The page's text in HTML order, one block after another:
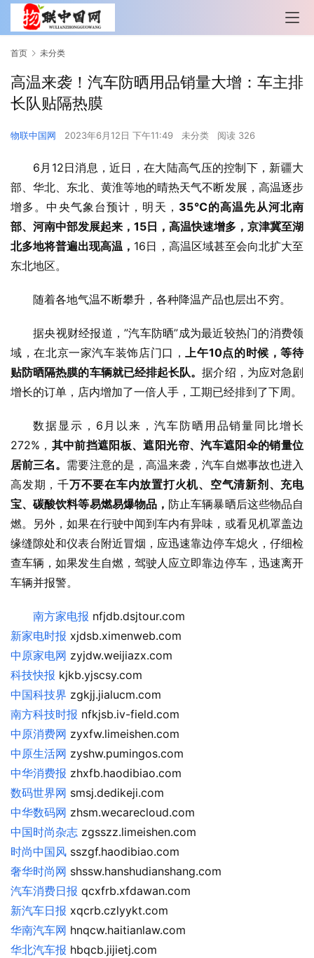
首页 未分类
高温来袭！汽车防晒用品销量大增：车主排
长队贴隔热膜
物联中国网 2023年6月12日 下午11:49 未分类 阅读 326
6月12日消息，近日，在大陆高气压的控制下，新疆大
部、华北、东北、黄淮等地的晴热天气不断发展，高温逐步
增多。中央气象台预计，明天， 35℃的高温先从河北南
部、河南中部发展起来，15日，高温快速增多，京津冀至湖
北多地将普遍出现高温， 16日，高温区域甚至会向北扩大至
东北地区。
随着各地气温不断攀升，各种降温产品也层出不穷。
据央视财经报道，”汽车防晒”成为最近较热门的消费领
域，在北京一家汽车装饰店门口，上午10点的时候，等待
贴防晒隔热膜的车辆就已经排起长队。据介绍，为应对急剧
增长的订单，店内增加了一倍人手，工期已经排到了下周。
数据显示，6月以来，汽车防晒用品销量同比增长
272%， 其中前挡遮阳板、遮阳光帘、汽车遮阳伞的销量位
居前三名。 需要注意的是，高温来袭，汽车自燃事故也进入
高发期，千万不要在车内放置打火机、空气清新剂、充电
宝、碳酸饮料等易燃易爆物品， 防止车辆暴晒后这些物品自
燃。另外，如果在行驶中闻到车内有异味，或看见机罩盖边
缘缝隙处和仪表台附近冒烟，应迅速靠边停车熄火，仔细检
查车辆，如果发生自燃，驾驶人应立即靠边停车，迅速离开
车辆并报警。
南方家电报 nfjdb.dsjtour.com
新家电时报 xjdsb.ximenweb.com
中原家电网 zyjdw.weijiazx.com
科技快报 kjkb.yjscsy.com
中国科技界 zgkjj.jialucm.com
南方科技时报 nfkjsb.iv-field.com
中原消费网 zyxfw.limeishen.com
中原生活网 zyshw.pumingos.com
中华消费报 zhxfb.haodibiao.com
数码世界网 smsj.dedikeji.com
中华数码网 zhsm.wecarecloud.com
中国时尚杂志 zgsszz.limeishen.com
时尚中国风 sszgf.haodibiao.com
奢华时尚网 shssw.hanshudianshang.com
汽车消费日报 qcxfrb.xfdawan.com
新汽车日报 xqcrb.czlyykt.com
华南汽车网 hnqcw.haitianlaw.com
华北汽车报 hbqcb.jijietj.com